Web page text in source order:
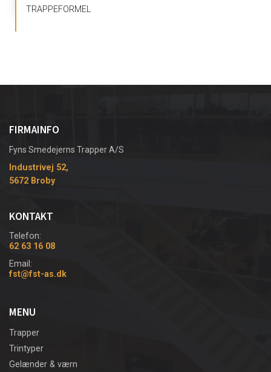
TRAPPEFORMEL
FIRMAINFO
Fyns Smedejerns Trapper A/S
Industrivej 52,
5672 Broby
KONTAKT
Telefon:
62 63 16 08
Email:
fst@fst-as.dk
MENU
Trapper
Trintyper
Gelænder & værn